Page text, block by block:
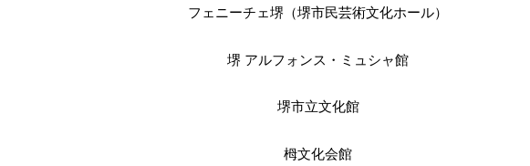
フェニーチェ堺（堺市民芸術文化ホール）
堺 アルフォンス・ミュシャ館
堺市立文化館
栂文化会館